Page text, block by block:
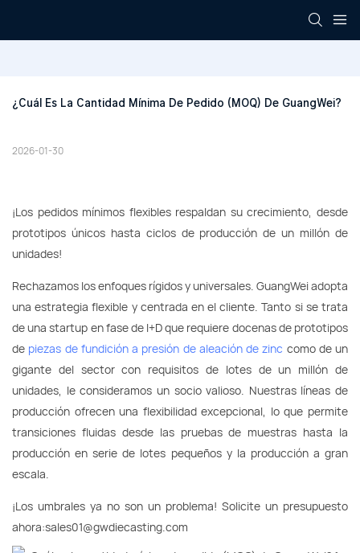
¿Cuál Es La Cantidad Mínima De Pedido (MOQ) De GuangWei?
2026-01-30
¡Los pedidos mínimos flexibles respaldan su crecimiento, desde
prototipos únicos hasta ciclos de producción de un millón de
unidades!
Rechazamos los enfoques rígidos y universales. GuangWei adopta
una estrategia flexible y centrada en el cliente. Tanto si se trata
de una startup en fase de I+D que requiere docenas de prototipos
de piezas de fundición a presión de aleación de zinc como de un
gigante del sector con requisitos de lotes de un millón de
unidades, le consideramos un socio valioso. Nuestras líneas de
producción ofrecen una flexibilidad excepcional, lo que permite
transiciones fluidas desde las pruebas de muestras hasta la
producción en serie de lotes pequeños y la producción a gran
escala.
¡Los umbrales ya no son un problema! Solicite un presupuesto
ahora:sales01@gwdiecasting.com